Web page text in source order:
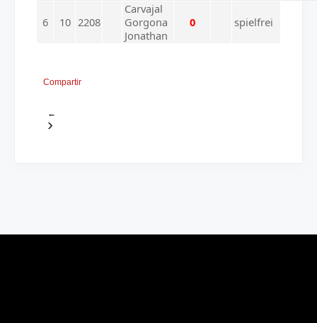
6 10 2208
Carvajal
Gorgona
Jonathan
0 spielfrei
Compartir
←
›